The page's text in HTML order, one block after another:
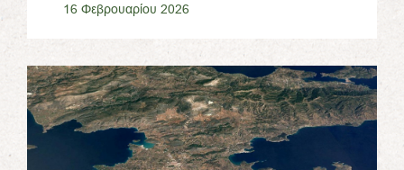
16 Φεβρουαρίου 2026